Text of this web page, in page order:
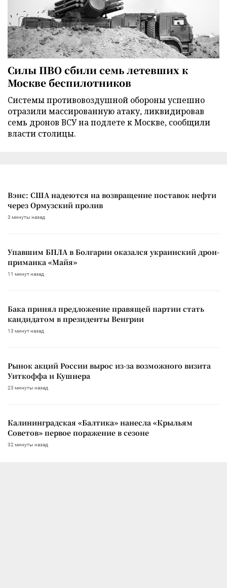
Силы ПВО сбили семь летевших к
Москве беспилотников
Cистемы противовоздушной обороны успешно
отразили массированную атаку, ликвидировав
семь дронов ВСУ на подлете к Москве, сообщили
власти столицы.
Вэнс: США надеются на возвращение поставок нефти
через Ормузский пролив
3 минуты назад
Упавшим БПЛА в Болгарии оказался украинский дрон-
приманка «Майя»
11 минут назад
Бака принял предложение правящей партии стать
кандидатом в президенты Венгрии
13 минут назад
Рынок акций России вырос из-за возможного визита
Уиткоффа и Кушнера
23 минуты назад
Калининградская «Балтика» нанесла «Крыльям
Советов» первое поражение в сезоне
32 минуты назад